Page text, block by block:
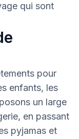
qui sont
pour
enfants, les
un large
en passant
pyjamas et